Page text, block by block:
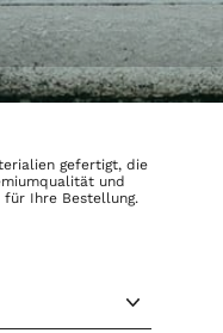
gefertigt, die
und
für Ihre Bestellung.